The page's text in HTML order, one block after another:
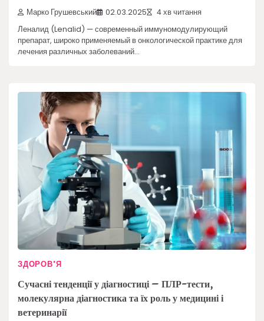
Марко Грушевський 02.03.2025 4 хв читання
Леналид (Lenalid) — современный иммуномодулирующий
препарат, широко применяемый в онкологической практике для
лечения различных заболеваний…
ЗДОРОВ'Я
Сучасні тенденції у діагностиці – ПЛР-тести,
молекулярна діагностика та їх роль у медицині і
ветеринарії